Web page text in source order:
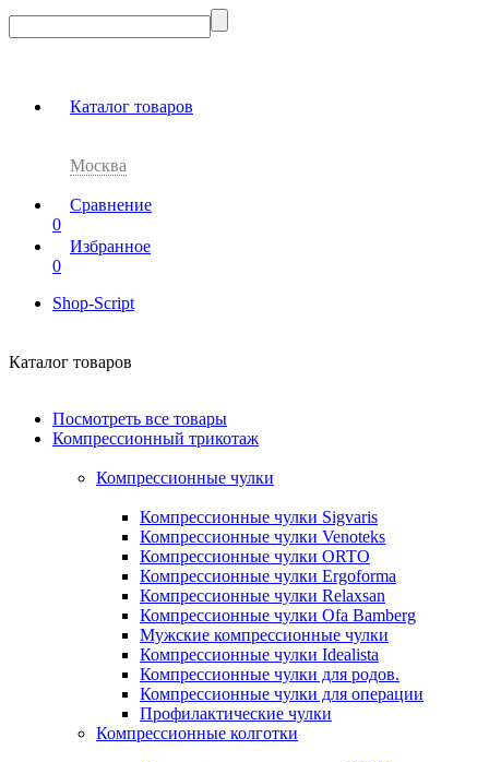
Каталог товаров
Москва
Сравнение
0
Избранное
0
Shop-Script
Каталог товаров
Посмотреть все товары
Компрессионный трикотаж
Компрессионные чулки
Компрессионные чулки Sigvaris
Компрессионные чулки Venoteks
Компрессионные чулки ORTO
Компрессионные чулки Ergoforma
Компрессионные чулки Relaxsan
Компрессионные чулки Ofa Bamberg
Мужские компрессионные чулки
Компрессионные чулки Idealista
Компрессионные чулки для родов.
Компрессионные чулки для операции
Профилактические чулки
Компрессионные колготки